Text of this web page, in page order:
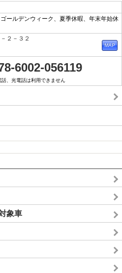
ールデンウィーク、夏季休暇、年末年始休
２－３２
6002-056119
、光電話は利用できません
象車